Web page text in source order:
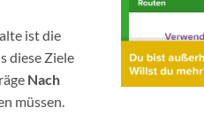
ist die
diese Ziele
Nach
müssen.